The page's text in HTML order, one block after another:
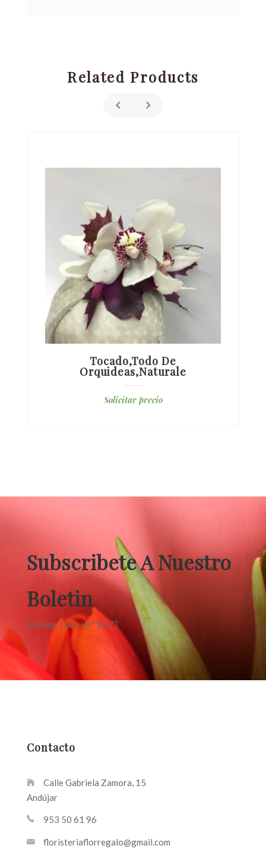
Related Products
Tocado,todo De
Orquideas,naturale
Solicitar precio
Subscribete A Nuestro
Boletin
[mc4wp_form id="185"]
Contacto
Calle Gabriela Zamora, 15
Andújar
953 50 61 96
floristeriaflorregalo@gmail.com